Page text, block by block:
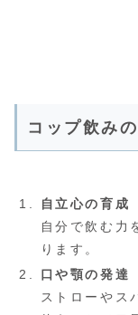
コップ飲み
自立心の育成
自分で飲む力
ります。
口や顎の発達
ストローやス